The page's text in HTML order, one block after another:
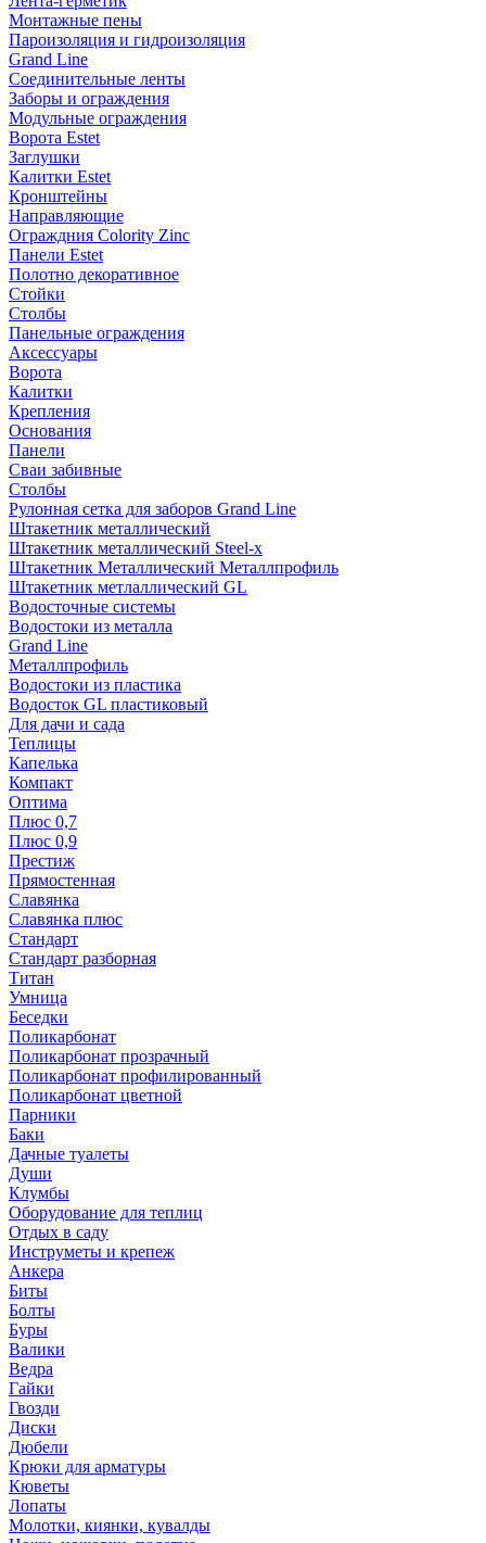
Монтажные пены
Пароизоляция и гидроизоляция
Grand Line
Соединительные ленты
Заборы и ограждения
Модульные ограждения
Ворота Estet
Заглушки
Калитки Estet
Кронштейны
Направляющие
Ограждния Colority Zinc
Панели Estet
Полотно декоративное
Стойки
Столбы
Панельные ограждения
Аксессуары
Ворота
Калитки
Крепления
Основания
Панели
Сваи забивные
Столбы
Рулонная сетка для заборов Grand Line
Штакетник металлический
Штакетник металлический Steel-x
Штакетник Металлический Металлпрофиль
Штакетник метлаллический GL
Водосточные системы
Водостоки из металла
Grand Line
Металлпрофиль
Водостоки из пластика
Водосток GL пластиковый
Для дачи и сада
Теплицы
Капелька
Компакт
Оптима
Плюс 0,7
Плюс 0,9
Престиж
Прямостенная
Славянка
Славянка плюс
Стандарт
Стандарт разборная
Титан
Умница
Беседки
Поликарбонат
Поликарбонат прозрачный
Поликарбонат профилированный
Поликарбонат цветной
Парники
Баки
Дачные туалеты
Души
Клумбы
Оборудование для теплиц
Отдых в саду
Инструметы и крепеж
Анкера
Биты
Болты
Буры
Валики
Ведра
Гайки
Гвозди
Диски
Дюбели
Крюки для арматуры
Кюветы
Лопаты
Молотки, киянки, кувалды